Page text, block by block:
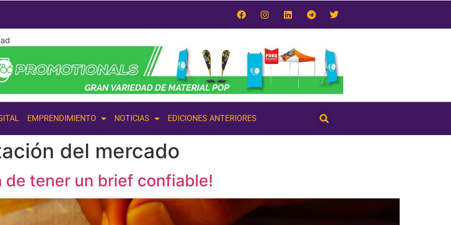
EMPRENDIMIENTO NOTICIAS EDICIONES ANTERIORES
del mercado
de tener un brief confiable!